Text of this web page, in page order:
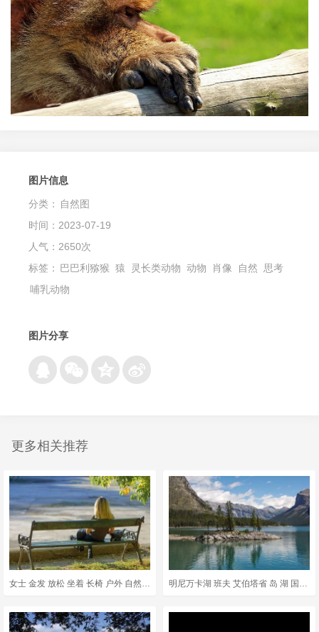
图片信息
分类：
自然图
时间：2023-07-19
人气：2650次
标签： 巴巴利猕猴 猿 灵长类动物 动物 肖像 自然
思考
哺乳动物
图片分享
更多相关推荐